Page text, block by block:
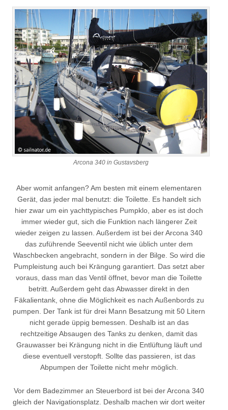
Arcona 340 in Gustavsberg
Aber womit anfangen? Am besten mit einem elementaren
Gerät, das jeder mal benutzt: die Toilette. Es handelt sich
hier zwar um ein yachttypisches Pumpklo, aber es ist doch
immer wieder gut, sich die Funktion nach längerer Zeit
wieder zeigen zu lassen. Außerdem ist bei der Arcona 340
das zuführende Seeventil nicht wie üblich unter dem
Waschbecken angebracht, sondern in der Bilge. So wird die
Pumpleistung auch bei Krängung garantiert. Das setzt aber
voraus, dass man das Ventil öffnet, bevor man die Toilette
betritt. Außerdem geht das Abwasser direkt in den
Fäkalientank, ohne die Möglichkeit es nach Außenbords zu
pumpen. Der Tank ist für drei Mann Besatzung mit 50 Litern
nicht gerade üppig bemessen. Deshalb ist an das
rechtzeitige Absaugen des Tanks zu denken, damit das
Grauwasser bei Krängung nicht in die Entlüftung läuft und
diese eventuell verstopft. Sollte das passieren, ist das
Abpumpen der Toilette nicht mehr möglich.
Vor dem Badezimmer an Steuerbord ist bei der Arcona 340
gleich der Navigationsplatz. Deshalb machen wir dort weiter